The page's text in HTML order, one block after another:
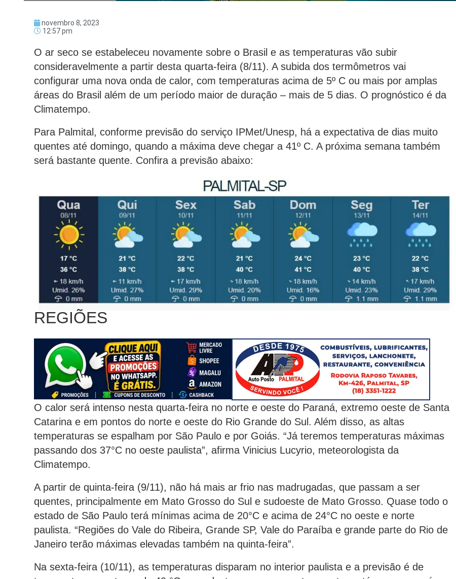
novembro 8, 2023
12:57 pm
O ar seco se estabeleceu novamente sobre o Brasil e as temperaturas vão subir
consideravelmente a partir desta quarta-feira (8/11). A subida dos termômetros vai
configurar uma nova onda de calor, com temperaturas acima de 5º C ou mais por amplas
áreas do Brasil além de um período maior de duração – mais de 5 dias. O prognóstico é da
Climatempo.
Para Palmital, conforme previsão do serviço IPMet/Unesp, há a expectativa de dias muito
quentes até domingo, quando a máxima deve chegar a 41º C. A próxima semana também
será bastante quente. Confira a previsão abaixo:
REGIÕES
O calor será intenso nesta quarta-feira no norte e oeste do Paraná, extremo oeste de Santa
Catarina e em pontos do norte e oeste do Rio Grande do Sul. Além disso, as altas
temperaturas se espalham por São Paulo e por Goiás. “Já teremos temperaturas máximas
passando dos 37°C no oeste paulista”, afirma Vinicius Lucyrio, meteorologista da
Climatempo.
A partir de quinta-feira (9/11), não há mais ar frio nas madrugadas, que passam a ser
quentes, principalmente em Mato Grosso do Sul e sudoeste de Mato Grosso. Quase todo o
estado de São Paulo terá mínimas acima de 20°C e acima de 24°C no oeste e norte
paulista. “Regiões do Vale do Ribeira, Grande SP, Vale do Paraíba e grande parte do Rio de
Janeiro terão máximas elevadas também na quinta-feira”.
Na sexta-feira (10/11), as temperaturas disparam no interior paulista e a previsão é de